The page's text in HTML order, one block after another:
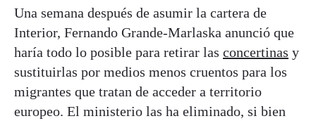
Una semana después de asumir la cartera de
Interior, Fernando Grande-Marlaska anunció que
haría todo lo posible para retirar las concertinas y
sustituirlas por medios menos cruentos para los
migrantes que tratan de acceder a territorio
europeo. El ministerio las ha eliminado, si bien